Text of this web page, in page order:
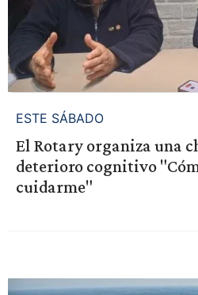
ESTE SÁBADO
El Rotary organiza una
deterioro cognitivo
cuidarme"